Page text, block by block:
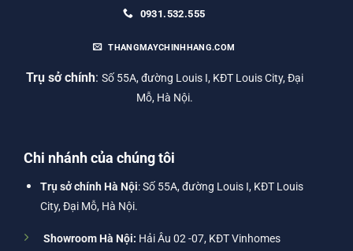
0931.532.555
THANGMAYCHINHHANG.COM
Trụ sở chính: Số 55A, đường Louis I, KĐT Louis City, Đại
Mỗ, Hà Nội.
Chi nhánh của chúng tôi
Trụ sở chính Hà Nội: Số 55A, đường Louis I, KĐT Louis
City, Đại Mỗ, Hà Nội.
Showroom Hà Nội: Hải Âu 02 -07, KĐT Vinhomes